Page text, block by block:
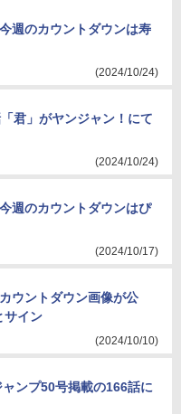
週のカウントダウンは寿
(2024/10/24)
君」がヤンジャン！にて
(2024/10/24)
週のカウントダウンはぴ
(2024/10/17)
ウントダウン画像が公
サイン
(2024/10/10)
ンプ50号掲載の166話に